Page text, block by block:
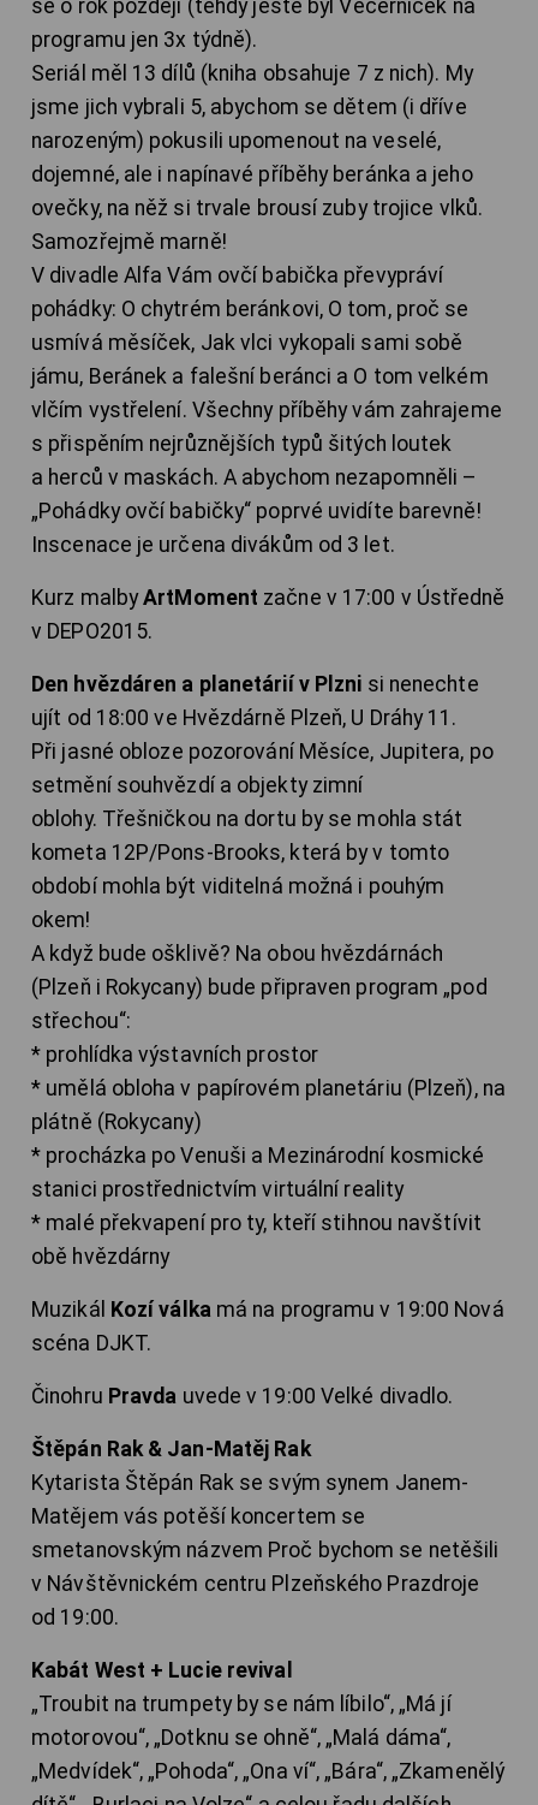
se o rok později (tehdy ještě byl Večerníček na
programu jen 3x týdně).
Seriál měl 13 dílů (kniha obsahuje 7 z nich). My
jsme jich vybrali 5, abychom se dětem (i dříve
narozeným) pokusili upomenout na veselé,
dojemné, ale i napínavé příběhy beránka a jeho
ovečky, na něž si trvale brousí zuby trojice vlků.
Samozřejmě marně!
V divadle Alfa Vám ovčí babička převypráví
pohádky: O chytrém beránkovi, O tom, proč se
usmívá měsíček, Jak vlci vykopali sami sobě
jámu, Beránek a falešní beránci a O tom velkém
vlčím vystřelení. Všechny příběhy vám zahrajeme
s přispěním nejrůznějších typů šitých loutek
a herců v maskách. A abychom nezapomněli –
„Pohádky ovčí babičky“ poprvé uvidíte barevně!
Inscenace je určena divákům od 3 let.
Kurz malbyArtMoment začne v 17:00 v Ústředně
v DEPO2015.
Den hvězdáren a planetárií v Plzni si nenechte
ujít od 18:00 ve Hvězdárně Plzeň, U Dráhy 11.
Při jasné obloze pozorování Měsíce, Jupitera, po
setmění souhvězdí a objekty zimní
oblohy. Třešničkou na dortu by se mohla stát
kometa 12P/Pons-Brooks, která by v tomto
období mohla být viditelná možná i pouhým
okem!
A když bude ošklivě? Na obou hvězdárnách
(Plzeň i Rokycany) bude připraven program „pod
střechou“:
* prohlídka výstavních prostor
* umělá obloha v papírovém planetáriu (Plzeň), na
plátně (Rokycany)
* procházka po Venuši a Mezinárodní kosmické
stanici prostřednictvím virtuální reality
* malé překvapení pro ty, kteří stihnou navštívit
obě hvězdárny
Muzikál Kozí válka má na programu v 19:00 Nová
scéna DJKT.
Činohru Pravda uvede v 19:00 Velké divadlo.
Štěpán Rak & Jan-Matěj Rak
Kytarista Štěpán Rak se svým synem Janem-
Matějem vás potěší koncertem se
smetanovským názvem Proč bychom se netěšili
v Návštěvnickém centru Plzeňského Prazdroje
od 19:00.
Kabát West + Lucie revival
„Troubit na trumpety by se nám líbilo“, „Má jí
motorovou“, „Dotknu se ohně“, „Malá dáma“,
„Medvídek“, „Pohoda“, „Ona ví“, „Bára“, „Zkamenělý